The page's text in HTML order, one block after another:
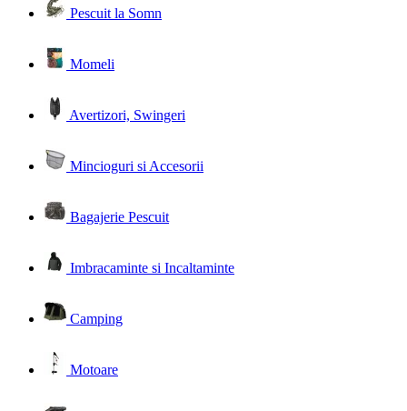
Pescuit la Somn
Momeli
Avertizori, Swingeri
Mincioguri si Accesorii
Bagajerie Pescuit
Imbracaminte si Incaltaminte
Camping
Motoare